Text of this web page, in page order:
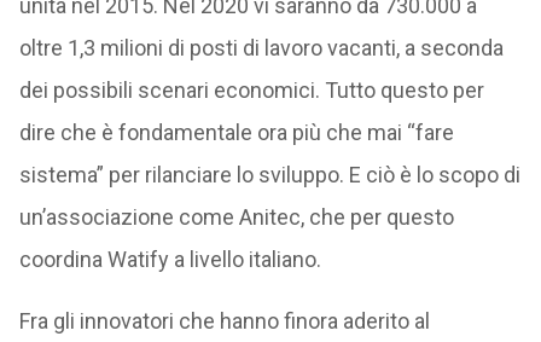
unità nel 2015. Nel 2020 vi saranno da 730.000 a
oltre 1,3 milioni di posti di lavoro vacanti, a seconda
dei possibili scenari economici. Tutto questo per
dire che è fondamentale ora più che mai “fare
sistema” per rilanciare lo sviluppo. E ciò è lo scopo di
un’associazione come Anitec, che per questo
coordina Watify a livello italiano.
Fra gli innovatori che hanno finora aderito al